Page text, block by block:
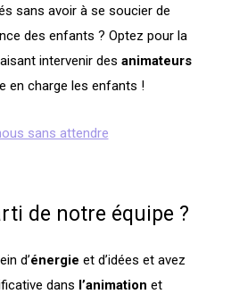
sans avoir à se soucier de
des enfants ? Optez pour la
intervenir des animateurs
en charge les enfants !
sans attendre
de notre équipe ?
d’énergie et d’idées et avez
dans l’animation et